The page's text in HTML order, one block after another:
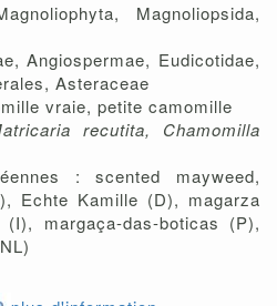
Magnoliopsida,
Angiospermae, Eudicotidae,
Asteraceae
vraie, petite camomille
recutita, Chamomilla
: scented mayweed,
Echte Kamille (D), magarza
margaça-das-boticas (P),